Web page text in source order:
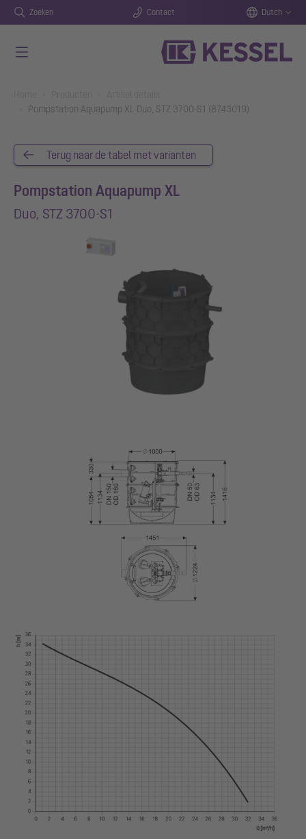
Zoeken Contact Dutch
Pompstation Aquapump XL Duo, STZ 3700-S1 (8743019)
Terug naar de tabel met varianten
Pompstation Aquapump XL
Duo, STZ 3700-S1